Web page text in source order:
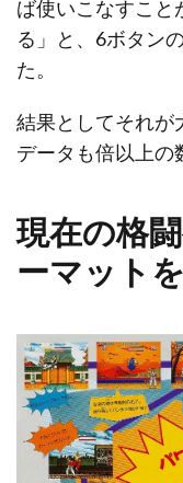
ば使いこなすこと
る」と、6ボタン
た。
結果としてそれが
データも倍以上の
現在の格
ーマット